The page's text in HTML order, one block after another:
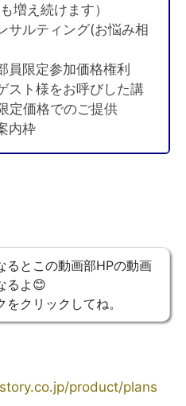
増え続けます）
サルティング(お悩み相
員限定参加価格権利
スト様をお呼びした講
定価格でのご提供
内枠
るとこの動画部HPの動画
るよ😊
クリックしてね。
product/plans